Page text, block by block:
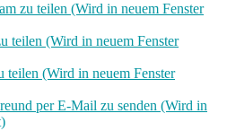
zu teilen (Wird in neuem Fenster
teilen (Wird in neuem Fenster
(Wird in neuem Fenster
per E-Mail zu senden (Wird in